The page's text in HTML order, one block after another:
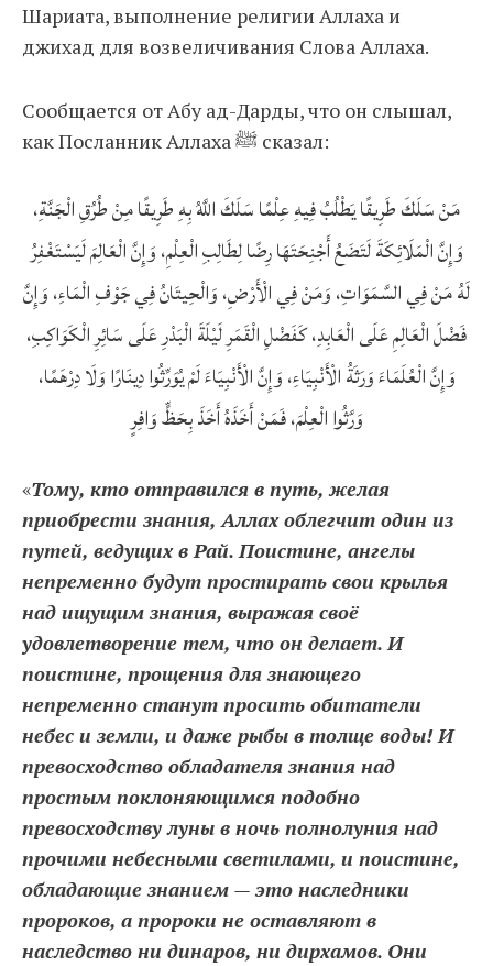
Шариата, выполнение религии Аллаха и
джихад для возвеличивания Слова Аллаха.
Сообщается от Абу ад-Дарды, что он слышал,
как Посланник Аллаха ﷺ сказал:
مَنْ سَلَكَ طَرِيقًا يَطْلُبُ فِيهِ عِلْمًا سَلَكَ اللَّهُ بِهِ طَرِيقًا مِنْ طُرُقِ الْجَنَّةِ،
وَإِنَّ الْمَلَائِكَةَ لَتَضَعُ أَجْنِحَتَهَا رِضًا لِطَالِبِ الْعِلْمِ، وَإِنَّ الْعَالِمَ لَيَسْتَغْفِرُ
لَهُ مَنْ فِي السَّمَوَاتِ، وَمَنْ فِي الْأَرْضِ، وَالْحِيتَانُ فِي جَوْفِ الْمَاءِ، وَإِنَّ
فَضْلَ الْعَالِمِ عَلَى الْعَابِدِ، كَفَضْلِ الْقَمَرِ لَيْلَةَ الْبَدْرِ عَلَى سَائِرِ الْكَوَاكِبِ،
وَإِنَّ الْعُلَمَاءَ وَرَثَةُ الْأَنْبِيَاءِ، وَإِنَّ الْأَنْبِيَاءَ لَمْ يُوَرِّثُوا دِينَارًا وَلَا دِرْهَمًا،
وَرَّثُوا الْعِلْمَ، فَمَنْ أَخَذَهُ أَخَذَ بِحَظٍّ وَافِرٍ
«Тому, кто отправился в путь, желая
приобрести знания, Аллах облегчит один из
путей, ведущих в Рай. Поистине, ангелы
непременно будут простирать свои крылья
над ищущим знания, выражая своё
удовлетворение тем, что он делает. И
поистине, прощения для знающего
непременно станут просить обитатели
небес и земли, и даже рыбы в толще воды! И
превосходство обладателя знания над
простым поклоняющимся подобно
превосходству луны в ночь полнолуния над
прочими небесными светилами, и поистине,
обладающие знанием — это наследники
пророков, а пророки не оставляют в
наследство ни динаров, ни дирхамов. Они